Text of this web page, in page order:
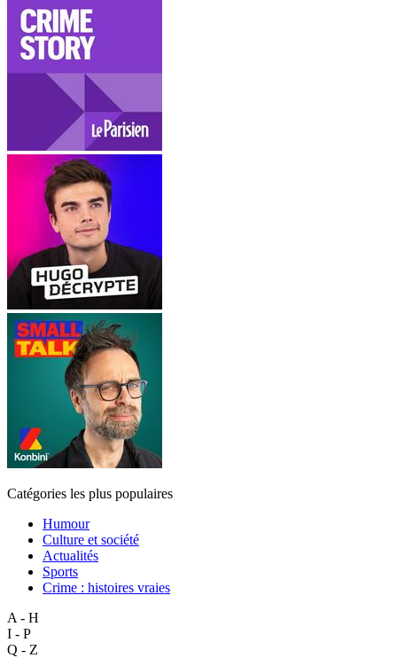
Catégories les plus populaires
Humour
Culture et société
Actualités
Sports
Crime : histoires vraies
A - H
I - P
Q - Z